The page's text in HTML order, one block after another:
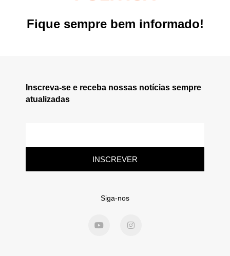
Fique sempre bem informado!
Inscreva-se e receba nossas notícias sempre
atualizadas
INSCREVER
Siga-nos